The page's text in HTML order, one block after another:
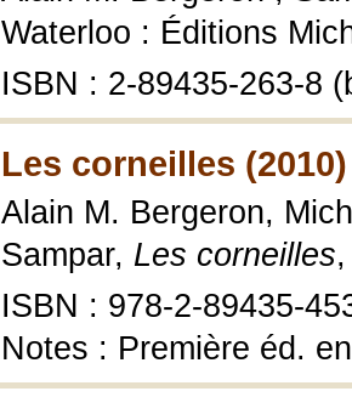
Waterloo : Éditions
ISBN : 2-89435-263-8
Les corneilles (2010)
Alain M. Bergeron,
Sampar, Les corneilles
ISBN : 978-2-89435-
Notes : Première éd.